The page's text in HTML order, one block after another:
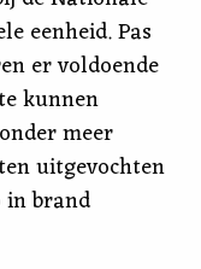
eenheid. Pas
er voldoende
kunnen
meer
uitgevochten
in brand